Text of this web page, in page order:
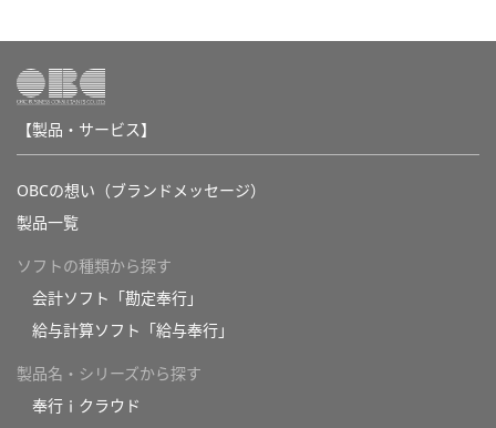
【製品・サービス】
OBCの想い（ブランドメッセージ）
製品一覧
ソフトの種類から探す
会計ソフト「勘定奉行」
給与計算ソフト「給与奉行」
製品名・シリーズから探す
奉行ｉクラウド